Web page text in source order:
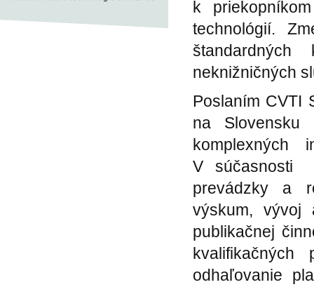
k
technológií.
neknižničných
Poslaním CVTI
na Slovensku
komplexných
V súčasnosti
prevádzky a
výskum, vývoj
publikačnej
odhaľovanie